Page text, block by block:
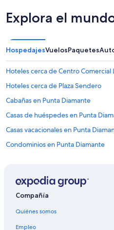
Explora el
HospedajesVuelosPaquetes
Hoteles cerca de Centro Comercial
Hoteles cerca de Plaza Sendero
Cabañas en Punta Diamante
Casas de huéspedes en Punta
Casas vacacionales en Punta
Condominios en Punta Diamante
Villas en Punta Diamante
Compañía
Quiénes somos
Empleo